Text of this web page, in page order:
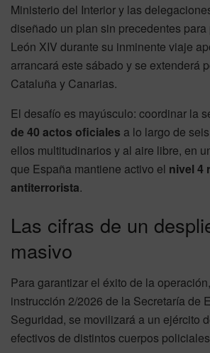
Ministerio del Interior y las
diseñado un plan sin precedentes
León XIV durante su inminente viaje
arrancará este sábado y se extenderá
Cataluña y Canarias.
El desafío es mayúsculo: coordinar la
de 40 actos oficiales a lo largo de
ellos multitudinarios y al aire libre, en
que España mantiene activo el nivel 4
antiterrorista.
Las cifras de un
masivo
Para garantizar el éxito de la
instrucción 2/2026 de la Secretaría de
Seguridad, se movilizará a un ejército
efectivos de distintos cuerpos